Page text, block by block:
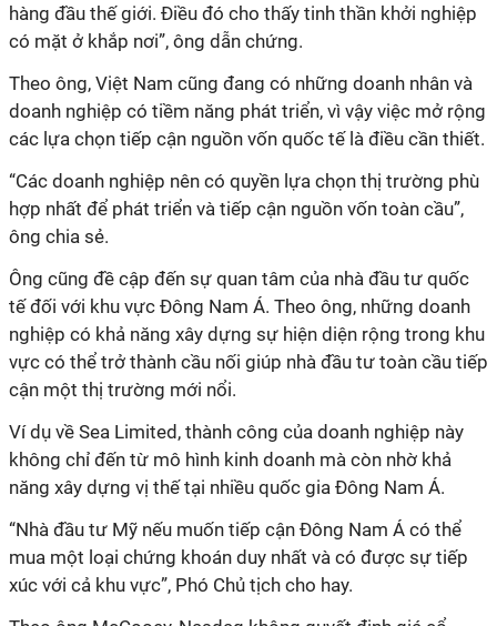
hàng đầu thế giới. Điều đó cho thấy tinh thần khởi nghiệp
có mặt ở khắp nơi”, ông dẫn chứng.
Theo ông, Việt Nam cũng đang có những doanh nhân và
doanh nghiệp có tiềm năng phát triển, vì vậy việc mở rộng
các lựa chọn tiếp cận nguồn vốn quốc tế là điều cần thiết.
“Các doanh nghiệp nên có quyền lựa chọn thị trường phù
hợp nhất để phát triển và tiếp cận nguồn vốn toàn cầu”,
ông chia sẻ.
Ông cũng đề cập đến sự quan tâm của nhà đầu tư quốc
tế đối với khu vực Đông Nam Á. Theo ông, những doanh
nghiệp có khả năng xây dựng sự hiện diện rộng trong khu
vực có thể trở thành cầu nối giúp nhà đầu tư toàn cầu tiếp
cận một thị trường mới nổi.
Ví dụ về Sea Limited, thành công của doanh nghiệp này
không chỉ đến từ mô hình kinh doanh mà còn nhờ khả
năng xây dựng vị thế tại nhiều quốc gia Đông Nam Á.
“Nhà đầu tư Mỹ nếu muốn tiếp cận Đông Nam Á có thể
mua một loại chứng khoán duy nhất và có được sự tiếp
xúc với cả khu vực”, Phó Chủ tịch cho hay.